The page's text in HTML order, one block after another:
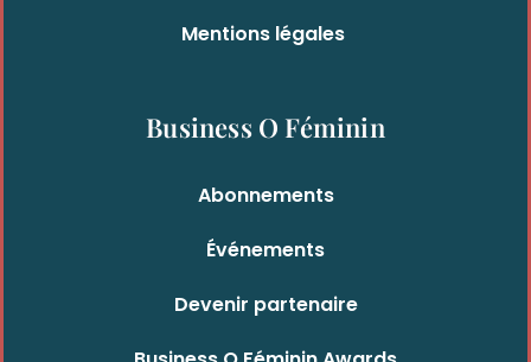
Mentions légales
Business O Féminin
Abonnements
Événements
Devenir partenaire